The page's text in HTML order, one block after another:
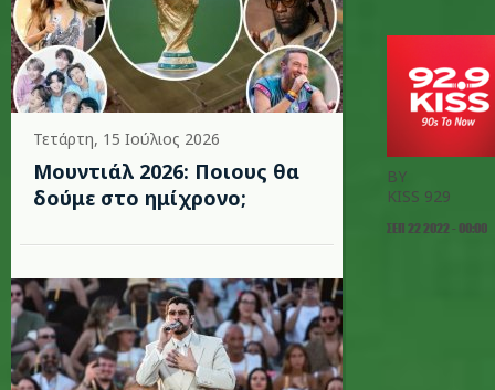
Τετάρτη, 15 Ιούλιος 2026
Μουντιάλ 2026: Ποιους θα
δούμε στο ημίχρονο;
BY
KISS 929
ΣΕΠ 22 2022 - 00:00